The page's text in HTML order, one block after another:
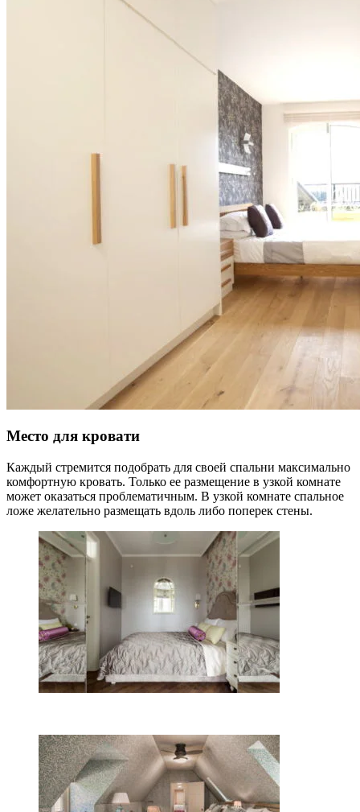
Место для кровати
Каждый стремится подобрать для своей спальни максимально
комфортную кровать. Только ее размещение в узкой комнате
может оказаться проблематичным. В узкой комнате спальное
ложе желательно размещать вдоль либо поперек стены.